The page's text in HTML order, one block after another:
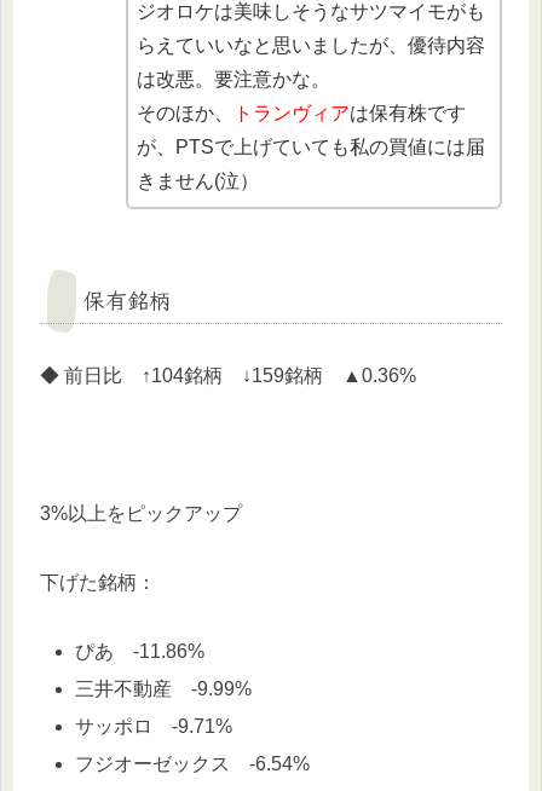
ジオロケは美味しそうなサツマイモがも
らえていいなと思いましたが、優待内容
は改悪。要注意かな。
そのほか、
トランヴィアは保有株です
が、PTSで上げていても私の買値には届
きません(泣）
保有銘柄
◆ 前日比 ↑104銘柄 ↓159銘柄 ▲0.36%
3%以上をピックアップ
下げた銘柄：
ぴあ -11.86%
三井不動産 -9.99%
サッポロ -9.71%
フジオーゼックス -6.54%